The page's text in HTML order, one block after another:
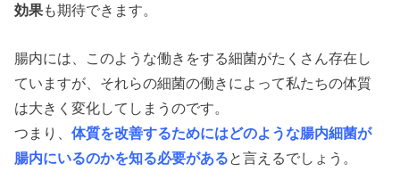
効果も期待できます。
腸内には、このような働きをする細菌がたくさん存在し
ていますが、それらの細菌の働きによって私たちの体質
は大きく変化してしまうのです。
つまり、体質を改善するためにはどのような腸内細菌が
腸内にいるのかを知る必要があると言えるでしょう。